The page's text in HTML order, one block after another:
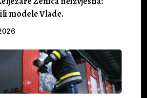
modele Vlade.